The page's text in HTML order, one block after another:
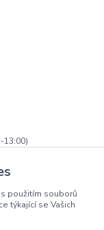
13:00)
s použitím souborů
týkající se Vašich